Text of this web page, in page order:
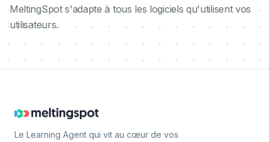
MeltingSpot s'adapte à tous les logiciels qu'utilisent vos
utilisateurs.
Le Learning Agent qui vit au cœur de vos